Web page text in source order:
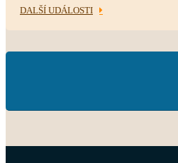
DALŠÍ UDÁLOSTI